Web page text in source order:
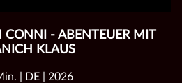
CONNI - ABENTEUER MIT
KLAUS
| DE | 2026